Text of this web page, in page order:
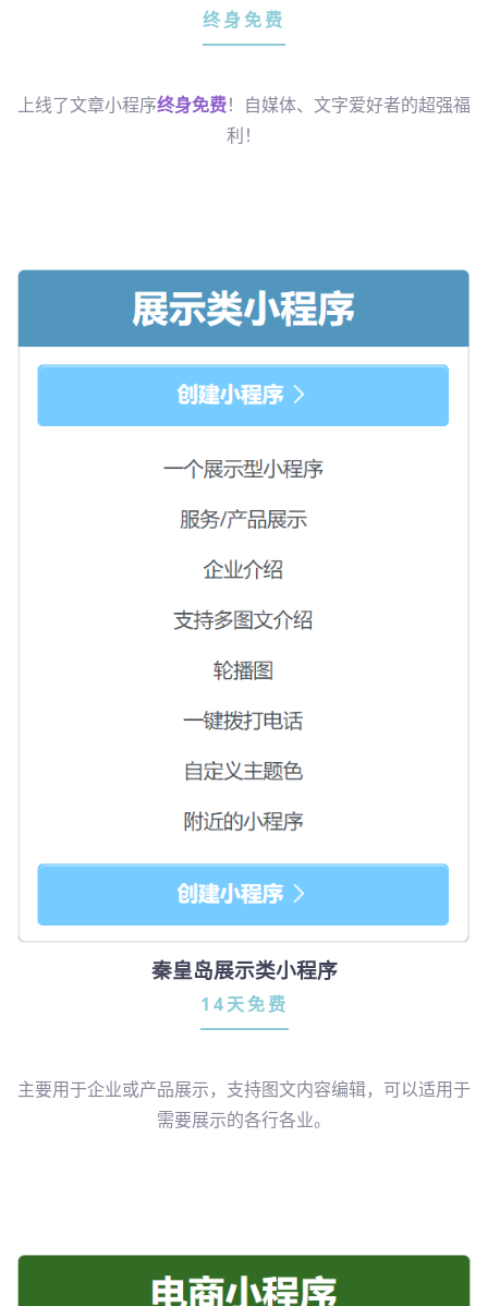
终身免费
上线了文章小程序终身免费！自媒体、文字爱好者的超强福
利！
秦皇岛展示类小程序
14天免费
主要用于企业或产品展示，支持图文内容编辑，可以适用于
需要展示的各行各业。